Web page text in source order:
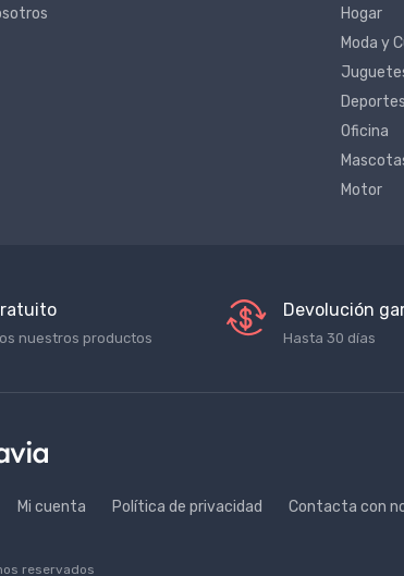
Hogar
Moda y
Oficina
Motor
nuestros productos
Devolución
Hasta 30 días
Mi cuenta Política de privacidad Contacta con
reservados